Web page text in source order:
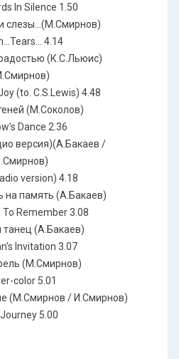
In Silence 1.50
слезы...(М.Смирнов)
4.14
(К.С.Льюис)
(to. C.S.Lewis) 4.48
(М.Соколов)
Dance 2.36
версия)(А.Бакаев /
version) 4.18
на память (А.Бакаев)
Remember 3.08
танец (А.Бакаев)
Invitation 3.07
(М.Смирнов)
color 5.01
(М.Смирнов / И.Смирнов)
Journey 5.00